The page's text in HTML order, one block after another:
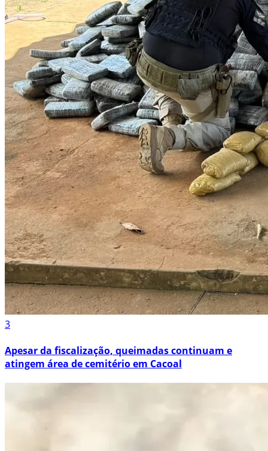
3
Apesar da fiscalização, queimadas continuam e
atingem área de cemitério em Cacoal